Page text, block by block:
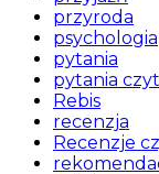
przyroda
psychologia
pytania
pytania
Rebis
recenzja
Recenzje